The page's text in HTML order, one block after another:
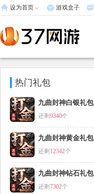
设为首页 游戏盒子
热门礼包
九曲封神白银礼包
还剩9340个
九曲封神黄金礼包
还剩 12342个
九曲封神钻石礼包
还剩7302个